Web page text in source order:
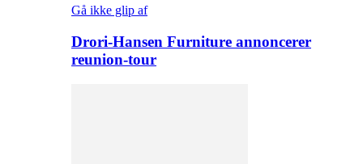
Gå ikke glip af
Drori-Hansen Furniture annoncerer
reunion-tour